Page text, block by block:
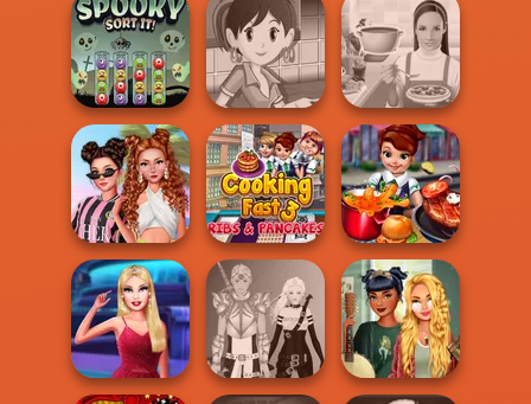
Papa's Freezeria
Nerd To Popular
Makeover Mania
Ascension
Chapter 3
Spooky Sort It!
Sara's Cooking
Class Lentil So...
Whats For Dinner
Seven Stylish
Days
Cooking Fast 3:
Ribs and Panca...
Cooking Fast